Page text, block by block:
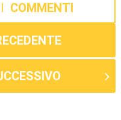
COMMENTI